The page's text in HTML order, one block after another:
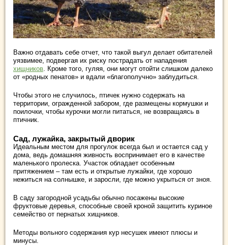
Важно отдавать себе отчет, что такой выгул делает обитателей
уязвимее, подвергая их риску пострадать от нападения
хищников . Кроме того, гуляя, они могут отойти слишком далеко
от «родных пенатов» и вдали «благополучно» заблудиться.
Чтобы этого не случилось, птичек нужно содержать на
территории, огражденной забором, где размещены кормушки и
поилочки, чтобы курочки могли питаться, не возвращаясь в
птичник.
Сад, лужайка, закрытый дворик
Идеальным местом для прогулок всегда был и остается сад у
дома, ведь домашняя живность воспринимает его в качестве
маленького пролеска. Участок обладает особенным
притяжением – там есть и открытые лужайки, где хорошо
нежиться на солнышке, и заросли, где можно укрыться от зноя.
В саду загородной усадьбы обычно посажены высокие
фруктовые деревья, способные своей кроной защитить куриное
семейство от пернатых хищников.
Методы вольного содержания кур несушек имеют плюсы и
минусы.